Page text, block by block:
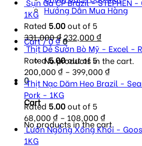
Hướng Dẫn Mua Hàng
Cart /0₫0
No products in the cart.
0
Cart
No products in the cart.
1KG
Rated 5.00out of 5
331,000₫Original
price
was:
331,000 ₫.
232,000 ₫Current
price
is:
232,000 ₫.
Thịt Dẻ Sườn Bò Mỹ - Excel -
Rated5.00out of 5
200,000 ₫ – 399,000 ₫
Thịt Nạc Dăm Heo Brazil -
Pork - 1KG
Rated 5.00out of 5
68,000 ₫ – 108,000 ₫
Lườn Ngỗng Xông Khói -
1KG